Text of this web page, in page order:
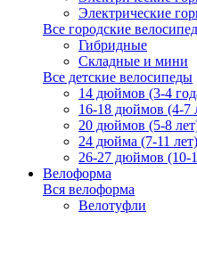
Электрические
Все городские
Гибридные
Складные и мини
Все детские велосипеды
14 дюймов (3-4
16-18 дюймов (4-7
20 дюймов (5-8
24 дюйма (7-11 лет)
26-27 дюймов (10-
Велоформа
Вся велоформа
Велотуфли